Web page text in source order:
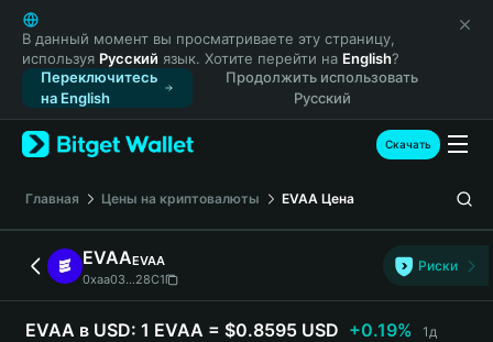
English
日本語
Tiếng Việt
Русский
Español (Latinoamérica)
Türkçe
Français
Deutsch
简体中文
繁體中文
Português (Portugal)
Bahasa Indonesia
В данный момент вы просматриваете эту страницу,
используя Русский язык. Хотите перейти на English?
Переключитесь
на English
Продолжить использовать
Русский
Скачать
Главная Цены на криптовалюты EVAA Цена
EVAAEVAA
0xaa03...28C1
Риски
EVAA в USD: 1 EVAA = $0.8595 USD +0.19% 1д